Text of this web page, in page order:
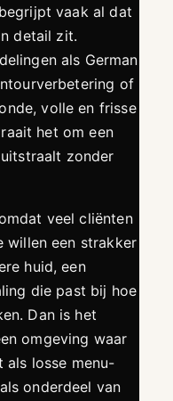
vaak al dat
detail zit.
als German
of
volle en frisse
het om een
zonder
veel cliënten
willen een strakker
huid, een
die past bij hoe
Dan is het
omgeving waar
als losse menu-
onderdeel van